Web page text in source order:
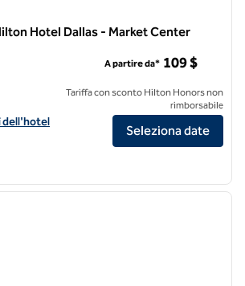
Hotel Dallas - Market Center
DoubleTree by Hilton Hotel Dallas -
dell'hotel
A partire da* 109 $
Tariffa con sconto Hilton Honors non
rimborsabile
Seleziona date